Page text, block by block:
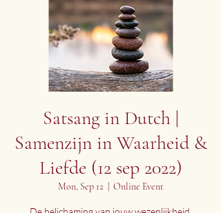
Satsang in Dutch |
Samenzijn in Waarheid &
Liefde (12 sep 2022)
Mon, Sep 12 Online Event